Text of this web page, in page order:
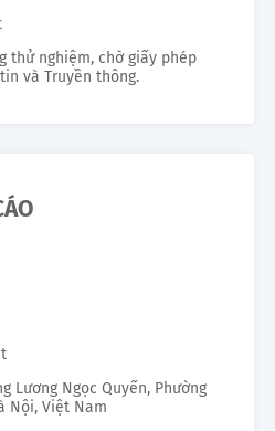
thử nghiệm, chờ giấy phép
và Truyền thông.
Lương Ngọc Quyến, Phường
Nội, Việt Nam